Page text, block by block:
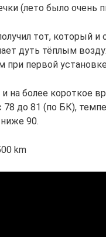
(лето было очень
тот, который
дуть тёплым
при первой
на более короткое
78 до 81 (по БК),
90.
km